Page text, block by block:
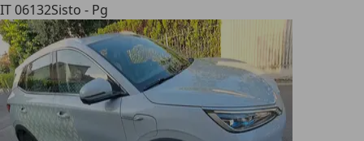
IT 06132Sisto - Pg